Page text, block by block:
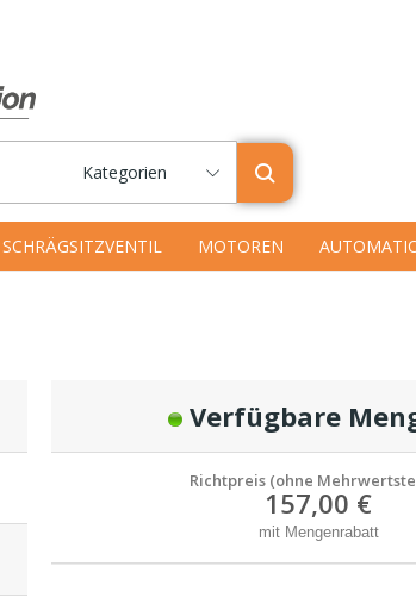
Kategorien
SCHRÄGSITZVENTIL MOTOREN
Verfügbare
Richtpreis (ohne
157,00 €
mit Mengenrabatt